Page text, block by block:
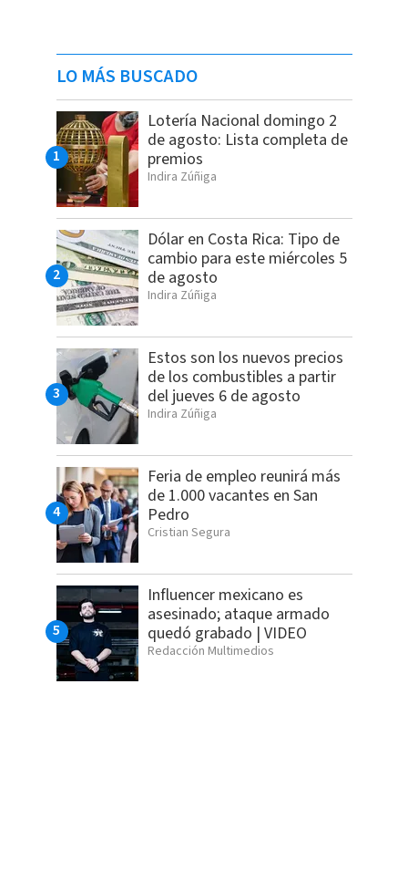
LO MÁS BUSCADO
Lotería Nacional domingo 2
de agosto: Lista completa de
premios
Indira Zúñiga
Dólar en Costa Rica: Tipo de
cambio para este miércoles 5
de agosto
Indira Zúñiga
Estos son los nuevos precios
de los combustibles a partir
del jueves 6 de agosto
Indira Zúñiga
Feria de empleo reunirá más
de 1.000 vacantes en San
Pedro
Cristian Segura
Influencer mexicano es
asesinado; ataque armado
quedó grabado | VIDEO
Redacción Multimedios